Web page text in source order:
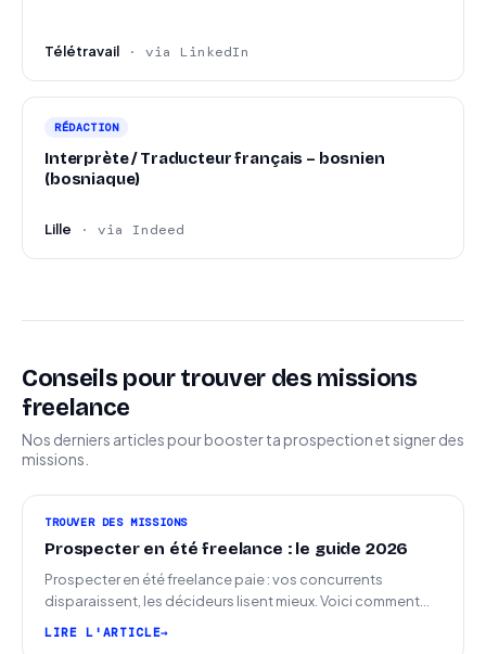
Télétravail · via LinkedIn
RÉDACTION
Interprète / Traducteur français – bosnien
(bosniaque)
Lille · via Indeed
Conseils pour trouver des missions
freelance
Nos derniers articles pour booster ta prospection et signer des
missions.
TROUVER DES MISSIONS
Prospecter en été freelance : le guide 2026
Prospecter en été freelance paie : vos concurrents
disparaissent, les décideurs lisent mieux. Voici comment
LIRE L'ARTICLE